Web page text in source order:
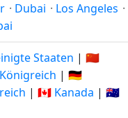
· Dubai · Los Angeles ·
Staaten | 🇨🇳
| 🇩🇪
| 🇨🇦 Kanada | 🇦🇺